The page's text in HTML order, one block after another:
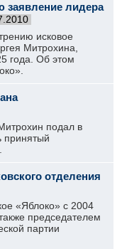
заявление лидера
исковое
Митрохина,
года. Об этом
подал в
принятый
отделения
«Яблоко» с 2004
председателем
партии